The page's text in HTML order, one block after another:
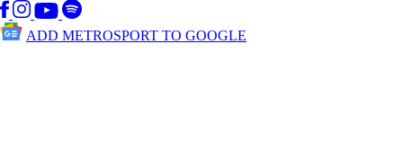
ADD METROSPORT TO GOOGLE